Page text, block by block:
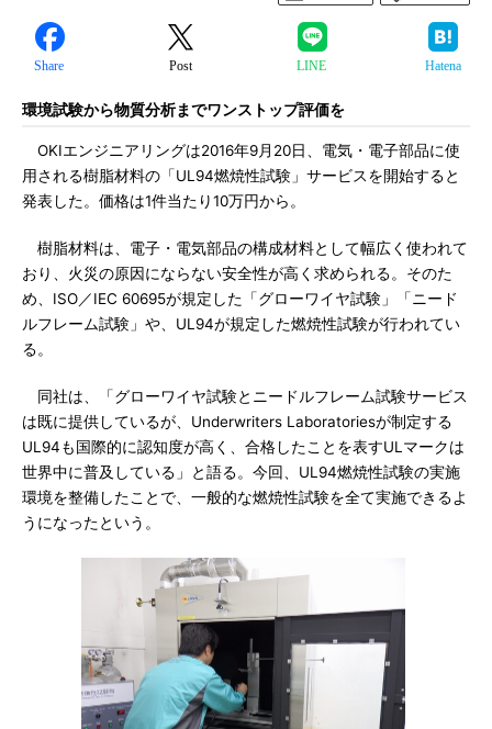
Share Post LINE Hatena
環境試験から物質分析までワンストップ評価を
OKIエンジニアリングは2016年9月20日、電気・電子部品に使
用される樹脂材料の「UL94燃焼性試験」サービスを開始すると
発表した。価格は1件当たり10万円から。
樹脂材料は、電子・電気部品の構成材料として幅広く使われて
おり、火災の原因にならない安全性が高く求められる。そのた
め、ISO／IEC 60695が規定した「グローワイヤ試験」「ニード
ルフレーム試験」や、UL94が規定した燃焼性試験が行われてい
る。
同社は、「グローワイヤ試験とニードルフレーム試験サービス
は既に提供しているが、Underwriters Laboratoriesが制定する
UL94も国際的に認知度が高く、合格したことを表すULマークは
世界中に普及している」と語る。今回、UL94燃焼性試験の実施
環境を整備したことで、一般的な燃焼性試験を全て実施できるよ
うになったという。